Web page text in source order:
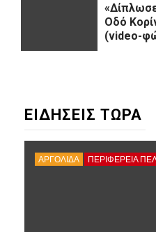
Oδό
(video-
ΕΙΔΗΣΕΙΣ ΤΩΡΑ
ΑΡΓΟΛΙΔΑ ΠΕΡΙΦΈΡΕΙΑ